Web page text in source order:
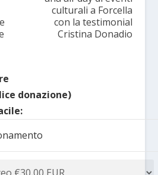
culturali a Forcella
con la testimonial
Cristina Donadio
donazione)